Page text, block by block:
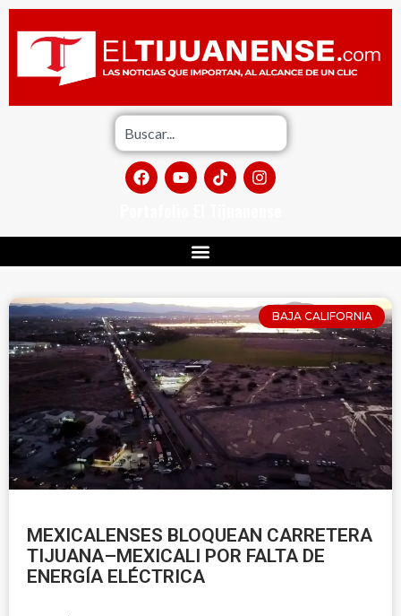
BAJA CALIFORNIA
MEXICALENSES BLOQUEAN CARRETERA
TIJUANA–MEXICALI POR FALTA DE
ENERGÍA ELÉCTRICA